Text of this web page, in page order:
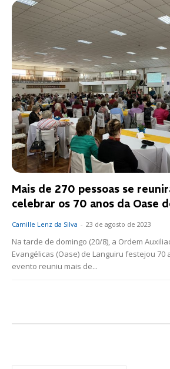
Mais de 270 pessoas se
celebrar os 70 anos da Oase
Camille Lenz da Silva - 23 de agosto de 2023
Na tarde de domingo (20/8), a Ordem
Evangélicas (Oase) de Languiru festejou 70
evento reuniu mais de...